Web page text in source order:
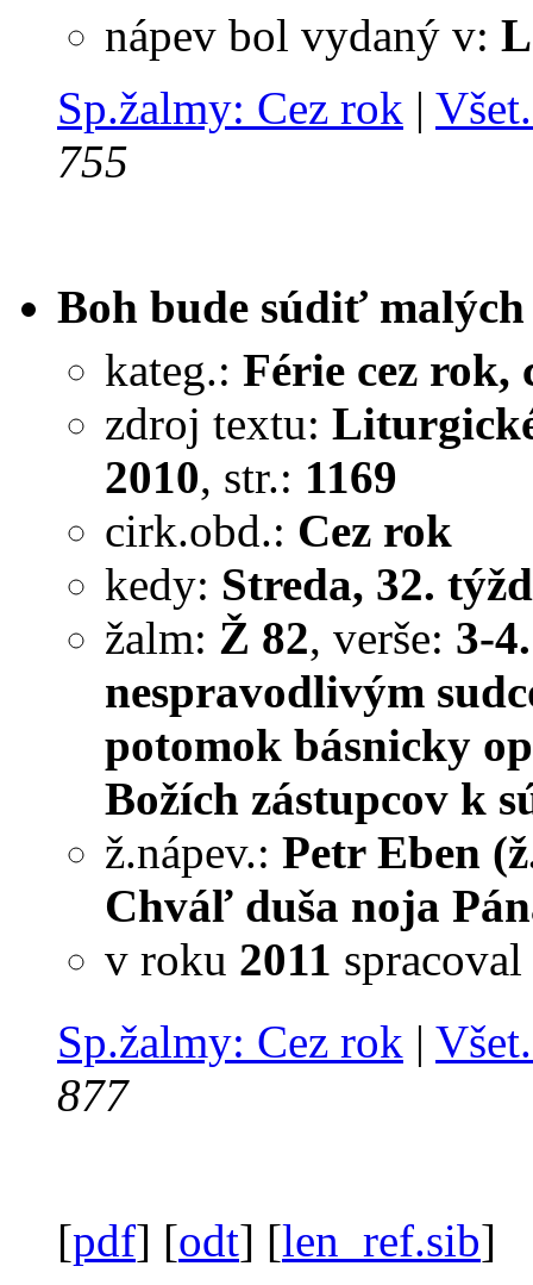
nápev bol vydaný v:
Sp.žalmy: Cez rok |
755
Boh bude súdiť
kateg.: Férie cez rok,
zdroj textu:
2010, str.: 1169
cirk.obd.: Cez rok
kedy: Streda, 32.
žalm: Ž 82, verše: 3-
nespravodlivým
potomok básnicky
Božích zástupcov k
ž.nápev.: Petr Eben
Chváľ duša noja
v roku 2011 spracoval
Sp.žalmy: Cez rok |
877
[pdf] [odt] [len_ref.sib]